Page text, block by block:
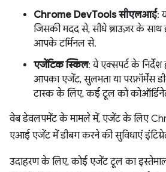
Chrome DevTools सीएलआई:
जिसकी मदद से, सीधे ब्राउज़र के
आपके टर्मिनल से.
एजेंटिक स्किल: ये एक्सपर्ट के
आपका एजेंट, सुलभता या परफ़ॉर्मेंस
टास्क के लिए, कई टूल को
वेब डेवलपमेंट के मामले में, एजेंट के लिए
एआई एजेंट में डीबग करने की सुविधाएं
उदाहरण के लिए, कोई एजेंट टूल का